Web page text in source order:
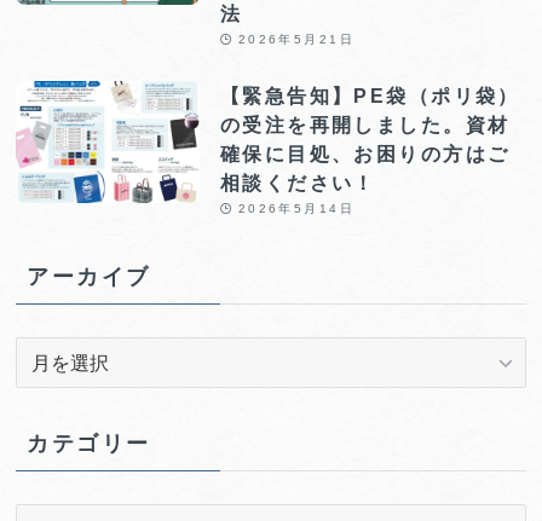
法
2026年5月21日
【緊急告知】PE袋（ポリ袋）
の受注を再開しました。資材
確保に目処、お困りの方はご
相談ください！
2026年5月14日
アーカイブ
ア
イ
ブ
カテゴリー